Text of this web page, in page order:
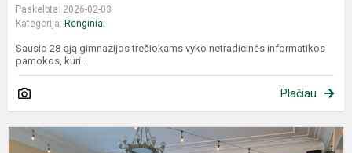
Paskelbta: 2026-02-03
Kategorija: Renginiai
Sausio 28-ąją gimnazijos trečiokams vyko netradicinės informatikos
pamokos, kuri...
Plačiau